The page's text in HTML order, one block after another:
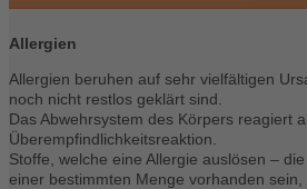
Allergien
Allergien beruhen auf sehr vielfältigen
noch nicht restlos geklärt sind.
Das Abwehrsystem des Körpers reagiert
Überempfindlichkeitsreaktion.
Stoffe, welche eine Allergie auslösen – die
einer bestimmten Menge vorhanden sein,